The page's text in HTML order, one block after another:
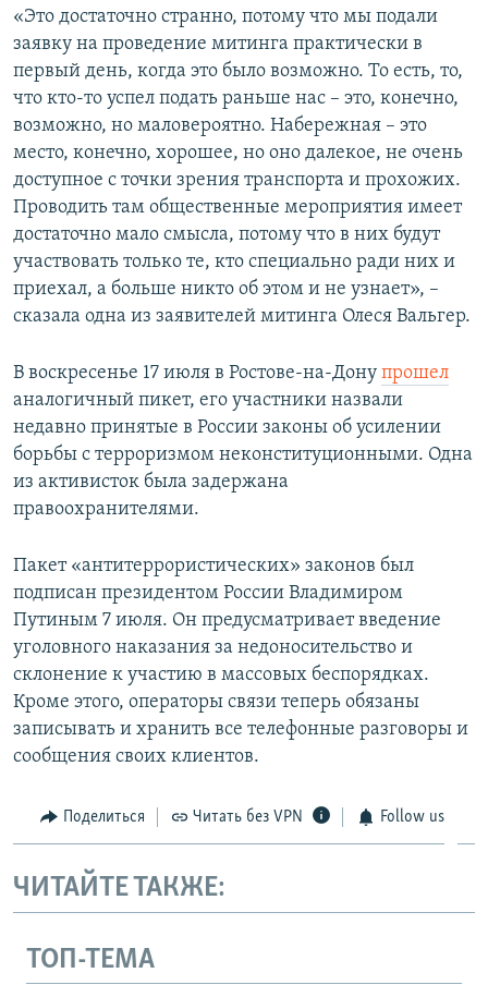
«Это достаточно странно, потому что мы подали
заявку на проведение митинга практически в
первый день, когда это было возможно. То есть, то,
что кто-то успел подать раньше нас – это, конечно,
возможно, но маловероятно. Набережная – это
место, конечно, хорошее, но оно далекое, не очень
доступное с точки зрения транспорта и прохожих.
Проводить там общественные мероприятия имеет
достаточно мало смысла, потому что в них будут
участвовать только те, кто специально ради них и
приехал, а больше никто об этом и не узнает», –
сказала одна из заявителей митинга Олеся Вальгер.
В воскресенье 17 июля в Ростове-на-Дону прошел
аналогичный пикет, его участники назвали
недавно принятые в России законы об усилении
борьбы с терроризмом неконституционными. Одна
из активисток была задержана
правоохранителями.
Пакет «антитеррористических» законов был
подписан президентом России Владимиром
Путиным 7 июля. Он предусматривает введение
уголовного наказания за недоносительство и
склонение к участию в массовых беспорядках.
Кроме этого, операторы связи теперь обязаны
записывать и хранить все телефонные разговоры и
сообщения своих клиентов.
Поделиться Читать без VPN Follow us
ЧИТАЙТЕ ТАКЖЕ:
ТОП-ТЕМА